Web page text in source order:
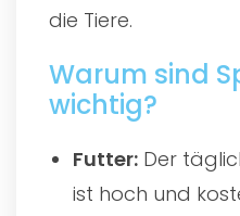
die Tiere.
Warum sind
wichtig?
Futter: Der
ist hoch und